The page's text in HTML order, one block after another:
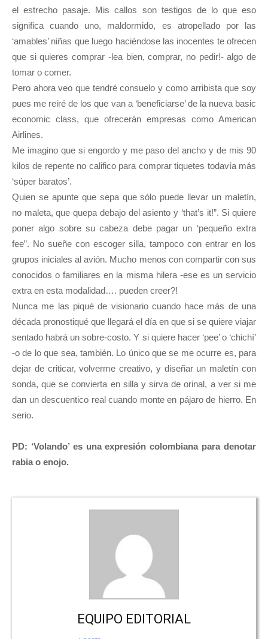
el estrecho pasaje. Mis callos son testigos de lo que eso
significa cuando uno, maldormido, es atropellado por las
‘amables’ niñas que luego haciéndose las inocentes te ofrecen
que si quieres comprar -lea bien, comprar, no pedir!- algo de
tomar o comer.
Pero ahora veo que tendré consuelo y como arribista que soy
pues me reiré de los que van a ‘beneficiarse’ de la nueva basic
economic class, que ofrecerán empresas como American
Airlines.
Me imagino que si engordo y me paso del ancho y de mis 90
kilos de repente no califico para comprar tiquetes todavía más
‘súper baratos’.
Quien se apunte que sepa que sólo puede llevar un maletín,
no maleta, que quepa debajo del asiento y ‘that’s it!”. Si quiere
poner algo sobre su cabeza debe pagar un ‘pequeño extra
fee”. No sueñe con escoger silla, tampoco con entrar en los
grupos iniciales al avión. Mucho menos con compartir con sus
conocidos o familiares en la misma hilera -ese es un servicio
extra en esta modalidad…. pueden creer?!
Nunca me las piqué de visionario cuando hace más de una
década pronostiqué que llegará el día en que si se quiere viajar
sentado habrá un sobre-costo. Y si quiere hacer ‘pee’ o ‘chichí’
-o de lo que sea, también. Lo único que se me ocurre es, para
dejar de criticar, volverme creativo, y diseñar un maletín con
sonda, que se convierta en silla y sirva de orinal, a ver si me
dan un descuentico real cuando monte en pájaro de hierro. En
serio.
PD: ‘Volando’ es una expresión colombiana para denotar
rabia o enojo.
EQUIPO EDITORIAL